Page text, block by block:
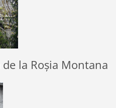
la Roșia Montana